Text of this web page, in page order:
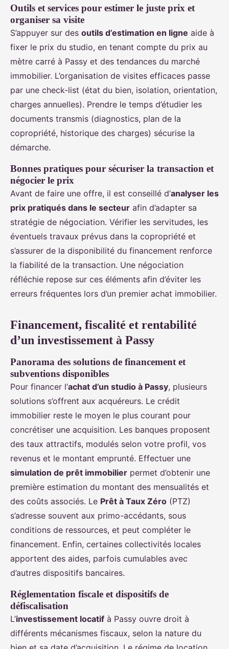
Outils et services pour estimer le juste prix et
organiser sa visite
S’appuyer sur des outils d’estimation en ligne aide à
fixer le prix du studio, en tenant compte du prix au
mètre carré à Passy et des tendances du marché
immobilier. L’organisation de visites efficaces passe
par une check-list (état du bien, isolation, orientation,
charges annuelles). Prendre le temps d’étudier les
documents transmis (diagnostics, plan de la
copropriété, historique des charges) sécurise la
démarche.
Bonnes pratiques pour sécuriser la transaction et
négocier le prix
Avant de faire une offre, il est conseillé d’analyser les
prix pratiqués dans le secteur afin d’adapter sa
stratégie de négociation. Vérifier les servitudes, les
éventuels travaux prévus dans la copropriété et
s’assurer de la disponibilité du financement renforce
la fiabilité de la transaction. Une négociation
réfléchie repose sur ces éléments afin d’éviter les
erreurs fréquentes lors d’un premier achat immobilier.
Financement, fiscalité et rentabilité
d’un investissement à Passy
Panorama des solutions de financement et
subventions disponibles
Pour financer l’achat d’un studio à Passy, plusieurs
solutions s’offrent aux acquéreurs. Le crédit
immobilier reste le moyen le plus courant pour
concrétiser une acquisition. Les banques proposent
des taux attractifs, modulés selon votre profil, vos
revenus et le montant emprunté. Effectuer une
simulation de prêt immobilier permet d’obtenir une
première estimation du montant des mensualités et
des coûts associés. Le Prêt à Taux Zéro (PTZ)
s’adresse souvent aux primo-accédants, sous
conditions de ressources, et peut compléter le
financement. Enfin, certaines collectivités locales
apportent des aides, parfois cumulables avec
d’autres dispositifs bancaires.
Réglementation fiscale et dispositifs de
défiscalisation
L’investissement locatif à Passy ouvre droit à
différents mécanismes fiscaux, selon la nature du